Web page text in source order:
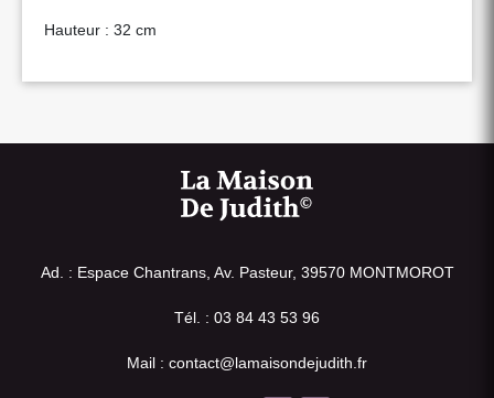
Hauteur : 32 cm
Ad. : Espace Chantrans, Av. Pasteur, 39570 MONTMOROT
Tél. : 03 84 43 53 96
Mail : contact@lamaisondejudith.fr